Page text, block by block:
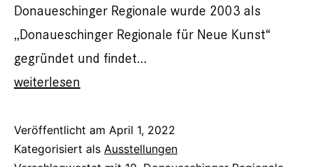
Donaueschinger Regionale wurde 2003 als
„Donaueschinger Regionale für Neue Kunst“
gegründet und findet…
10.
Regionale
weiterlesen
Veröffentlicht am April 1, 2022
Kategorisiert als Ausstellungen